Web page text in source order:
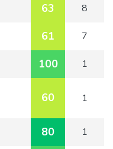
63 8
61 7
100 1
60 1
80 1